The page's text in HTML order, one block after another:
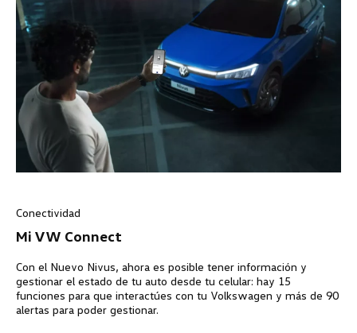
Conectividad
Mi VW Connect
Con el Nuevo Nivus, ahora es posible tener información y
gestionar el estado de tu auto desde tu celular: hay 15
funciones para que interactúes con tu Volkswagen y más de 90
alertas para poder gestionar.